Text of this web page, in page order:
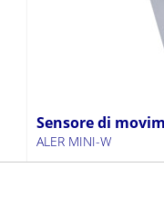
Sensore di
ALER MINI-W